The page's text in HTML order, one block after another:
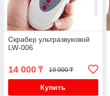
Скрабер ультразвуковой
LW-006
14 000 ₸ 19 000 ₸
Купить